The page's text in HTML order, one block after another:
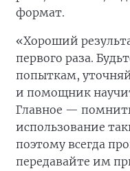
формат.
«Хороший
первого раза.
попыткам,
и помощник
Главное —
использование
поэтому всегда
передавайте им